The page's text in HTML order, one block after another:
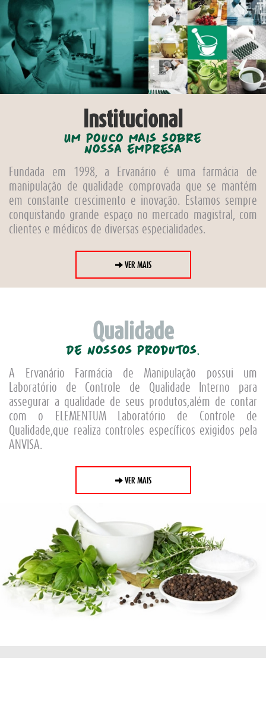
Institucional
Um pouco mais sobre
nossa empresa
Fundada em 1998, a Ervanário é uma farmácia de
manipulação de qualidade comprovada que se mantém
em constante crescimento e inovação. Estamos sempre
conquistando grande espaço no mercado magistral, com
clientes e médicos de diversas especialidades.
VER MAIS
Qualidade
De nossos produtos.
A Ervanário Farmácia de Manipulação possui um
Laboratório de Controle de Qualidade Interno para
assegurar a qualidade de seus produtos,além de contar
com o ELEMENTUM Laboratório de Controle de
Qualidade,que realiza controles específicos exigidos pela
ANVISA.
VER MAIS